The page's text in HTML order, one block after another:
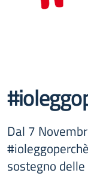
Dal 7
sostegno